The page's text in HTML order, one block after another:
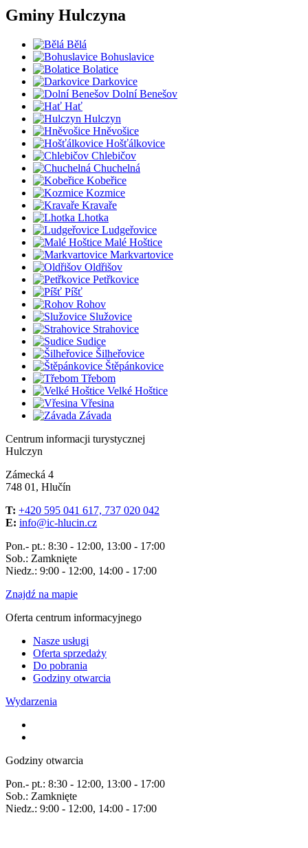
Gminy Hulczyna
Bělá
Bohuslavice
Bolatice
Darkovice
Dolní Benešov
Hať
Hulczyn
Hněvošice
Hošťálkovice
Chlebičov
Chuchelná
Kobeřice
Kozmice
Kravaře
Lhotka
Ludgeřovice
Malé Hoštice
Markvartovice
Oldřišov
Petřkovice
Píšť
Rohov
Služovice
Strahovice
Sudice
Šilheřovice
Štěpánkovice
Třebom
Velké Hoštice
Vřesina
Závada
Centrum informacji turystycznej
Hulczyn
Zámecká 4
748 01, Hlučín
T: +420 595 041 617, 737 020 042
E: info@ic-hlucin.cz
Pon.- pt.: 8:30 - 12:00, 13:00 - 17:00
Sob.: Zamknięte
Niedz.: 9:00 - 12:00, 14:00 - 17:00
Znajdź na mapie
Oferta centrum informacyjnego
Nasze usługi
Oferta sprzedaży
Do pobrania
Godziny otwarcia
Wydarzenia
Godziny otwarcia
Pon.- pt.: 8:30 - 12:00, 13:00 - 17:00
Sob.: Zamknięte
Niedz.: 9:00 - 12:00, 14:00 - 17:00